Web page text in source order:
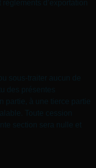
d’exportation
sous-traiter aucun de
des présentes
partie, à une tierce partie
Toute cession
section sera nulle et